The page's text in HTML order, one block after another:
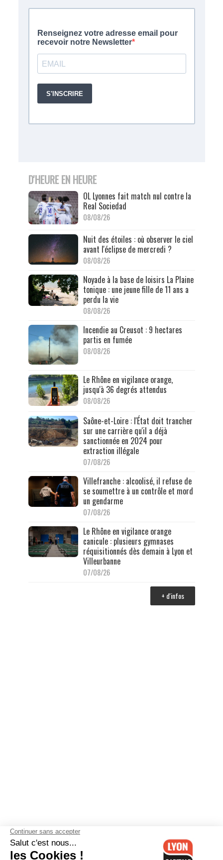
D'HEURE EN HEURE
OL Lyonnes fait match nul contre la
Real Sociedad
08/08/26
Nuit des étoiles : où observer le ciel
avant l'éclipse de mercredi ?
08/08/26
Noyade à la base de loisirs La Plaine
tonique : une jeune fille de 11 ans a
perdu la vie
08/08/26
Incendie au Creusot : 9 hectares
partis en fumée
08/08/26
Le Rhône en vigilance orange,
jusqu'à 36 degrés attendus
08/08/26
Saône-et-Loire : l'État doit trancher
sur une carrière qu'il a déjà
sanctionnée en 2024 pour
extraction illégale
07/08/26
Villefranche : alcoolisé, il refuse de
se soumettre à un contrôle et mord
un gendarme
07/08/26
Le Rhône en vigilance orange
canicule : plusieurs gymnases
réquisitionnés dès demain à Lyon et
Villeurbanne
07/08/26
+ d'infos